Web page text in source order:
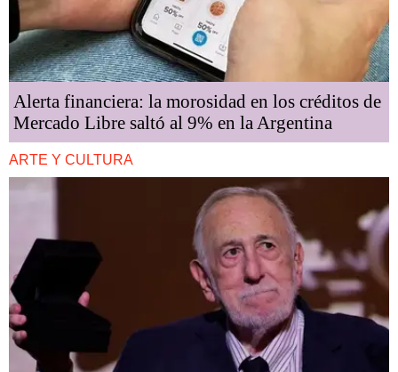
Alerta financiera: la morosidad en los créditos de
Mercado Libre saltó al 9% en la Argentina
ARTE Y CULTURA